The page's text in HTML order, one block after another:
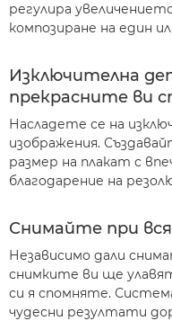
регулира
композиране на един
Изключителна
прекрасните ви
Насладете се на
изображения.
размер на плакат с
благодарение на
Снимайте при
Независимо дали
снимките ви ще
си я спомняте.
чудесни резултати